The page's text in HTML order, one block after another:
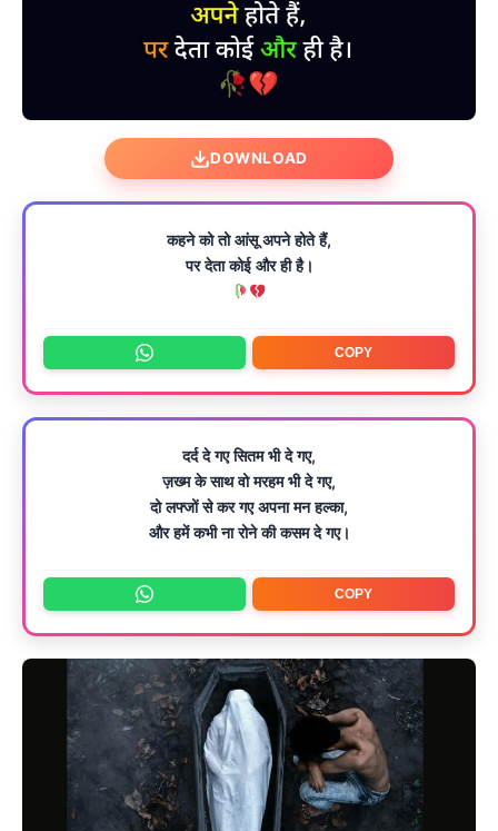
DOWNLOAD
कहने को तो आंसू अपने होते हैं,
पर देता कोई और ही है।
COPY
दर्द दे गए सितम भी दे गए,
ज़ख्म के साथ वो मरहम भी दे गए,
दो लफ्जों से कर गए अपना मन हल्का,
और हमें कभी ना रोने की कसम दे गए।
COPY